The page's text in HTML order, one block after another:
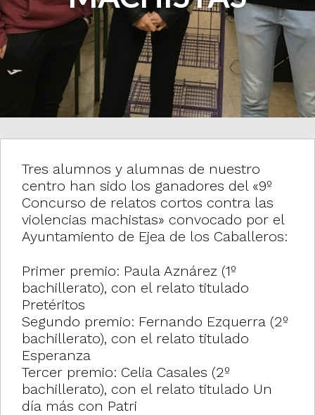
i
n
Tres alumnos y alumnas de nuestro
centro han sido los ganadores del «9º
Concurso de relatos cortos contra las
violencias machistas» convocado por el
Ayuntamiento de Ejea de los Caballeros:
Primer premio: Paula Aznárez (1º
bachillerato), con el relato titulado
Pretéritos
Segundo premio: Fernando Ezquerra (2º
bachillerato), con el relato titulado
Esperanza
Tercer premio: Celia Casales (2º
bachillerato), con el relato titulado Un
día más con Patri